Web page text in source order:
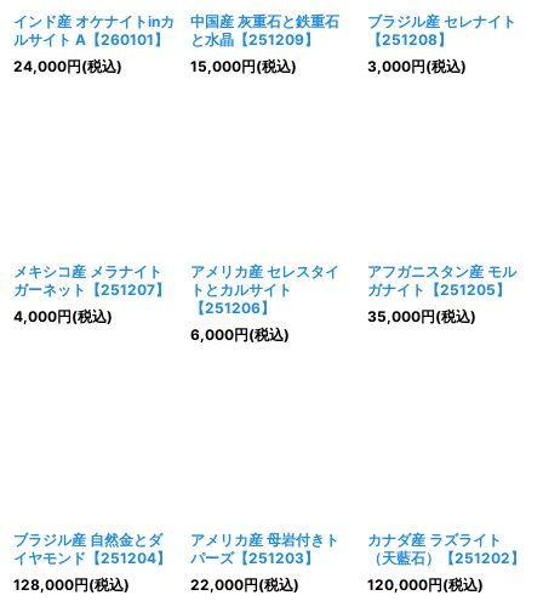
インド産 オケナイトinカ
ルサイト A【260101】
24,000円(税込)
中国産 灰重石と鉄重石
と水晶【251209】
15,000円(税込)
ブラジル産 セレナイト
【251208】
3,000円(税込)
メキシコ産 メラナイト
ガーネット【251207】
4,000円(税込)
アメリカ産 セレスタイ
トとカルサイト
【251206】
6,000円(税込)
アフガニスタン産 モル
ガナイト【251205】
35,000円(税込)
ブラジル産 自然金とダ
イヤモンド【251204】
128,000円(税込)
アメリカ産 母岩付きト
パーズ【251203】
22,000円(税込)
カナダ産 ラズライト
（天藍石）【251202】
120,000円(税込)